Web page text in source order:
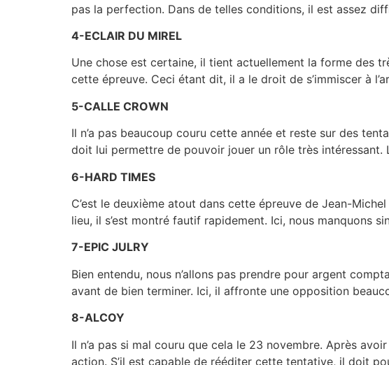
pas la perfection. Dans de telles conditions, il est assez
4-ECLAIR DU MIREL
Une chose est certaine, il tient actuellement la forme des
cette épreuve. Ceci étant dit, il a le droit de s’immiscer à
5-CALLE CROWN
Il n’a pas beaucoup couru cette année et reste sur des
doit lui permettre de pouvoir jouer un rôle très intéressant.
6-HARD TIMES
C’est le deuxième atout dans cette épreuve de Jean-
lieu, il s’est montré fautif rapidement. Ici, nous manquons
7-EPIC JULRY
Bien entendu, nous n’allons pas prendre pour argent
avant de bien terminer. Ici, il affronte une opposition
8-ALCOY
Il n’a pas si mal couru que cela le 23 novembre. Après
action. S’il est capable de rééditer cette tentative, il doit